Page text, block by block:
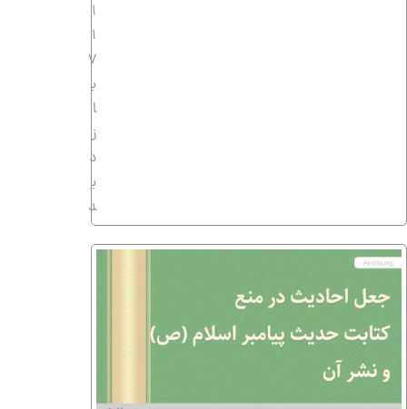
1
1
7
ب
ا
ز
د
ی
د